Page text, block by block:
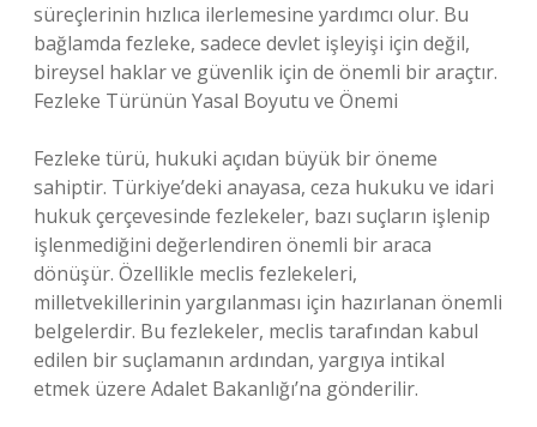
süreçlerinin hızlıca ilerlemesine yardımcı olur. Bu
bağlamda fezleke, sadece devlet işleyişi için değil,
bireysel haklar ve güvenlik için de önemli bir araçtır.
Fezleke Türünün Yasal Boyutu ve Önemi
Fezleke türü, hukuki açıdan büyük bir öneme
sahiptir. Türkiye’deki anayasa, ceza hukuku ve idari
hukuk çerçevesinde fezlekeler, bazı suçların işlenip
işlenmediğini değerlendiren önemli bir araca
dönüşür. Özellikle meclis fezlekeleri,
milletvekillerinin yargılanması için hazırlanan önemli
belgelerdir. Bu fezlekeler, meclis tarafından kabul
edilen bir suçlamanın ardından, yargıya intikal
etmek üzere Adalet Bakanlığı’na gönderilir.